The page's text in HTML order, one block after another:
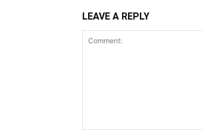
LEAVE A REPLY